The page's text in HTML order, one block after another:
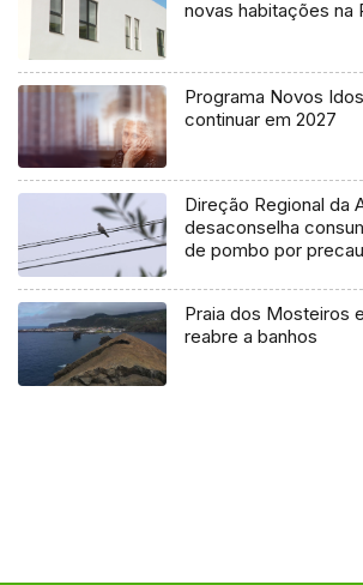
novas habitações na
Programa Novos
continuar em 2027
Direção Regional da
desaconselha
de pombo por
Praia dos Mosteiros
reabre a banhos